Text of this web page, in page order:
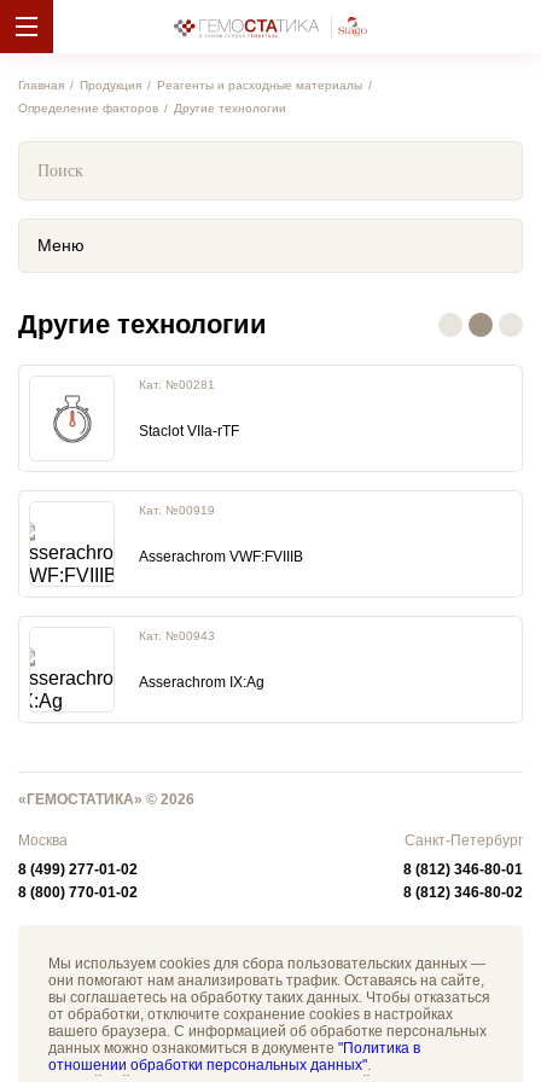
Главная Продукция
Реагенты и расходные материалы
Определение факторов
Другие технологии
Меню
Другие технологии
Кат. №00281
Staclot VIIa-rTF
Кат. №00919
Asserachrom VWF:FVIIIB
Кат. №00943
Asserachrom IX:Ag
«ГЕМОСТАТИКА» © 2026
Москва
8 (499) 277-01-02
8 (800) 770-01-02
Санкт-Петербург
8 (812) 346-80-01
8 (812) 346-80-02
Мы используем cookies для сбора пользовательских данных —
они помогают нам анализировать трафик. Оставаясь на сайте,
вы соглашаетесь на обработку таких данных. Чтобы отказаться
от обработки, отключите сохранение cookies в настройках
вашего браузера. С информацией об обработке персональных
данных можно ознакомиться в документе "Политика в
отношении обработки персональных данных".